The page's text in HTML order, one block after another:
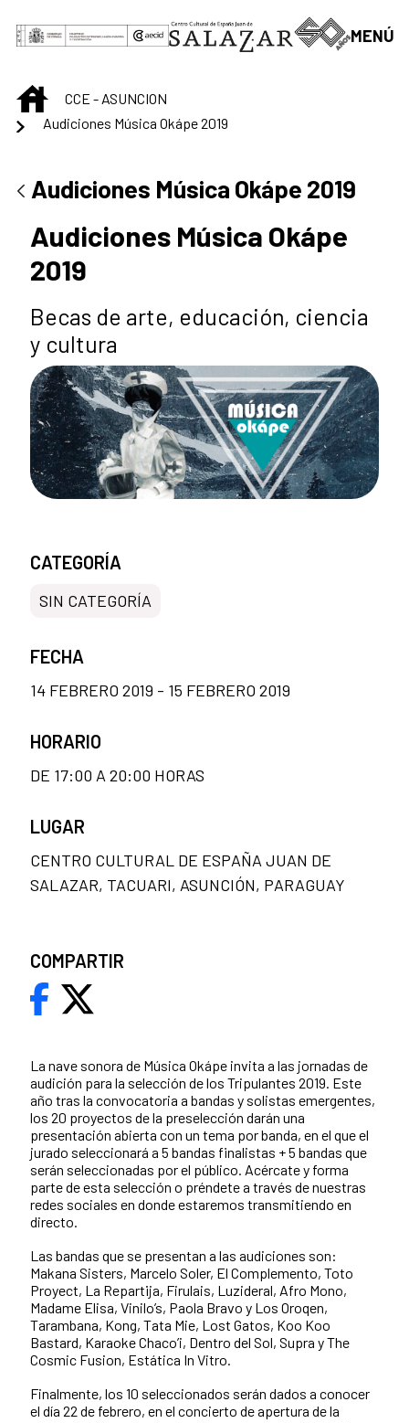
Saltar al contenido principal
MENÚ
INICIOCCE - ASUNCION
Audiciones Música Okápe 2019
Audiciones Música Okápe 2019
Audiciones Música Okápe
2019
Becas de arte, educación, ciencia
y cultura
La nave sonora de Música Okápe invita a las jornadas de
audición para la selección de los Tripulantes 2019. Este
año tras la convocatoria a bandas y solistas emergentes,
los 20 proyectos de la preselección darán una
presentación abierta con un tema por banda, en el que el
jurado seleccionará a 5 bandas finalistas + 5 bandas que
serán seleccionadas por el público. Acércate y forma
parte de esta selección o préndete a través de nuestras
redes sociales en donde estaremos transmitiendo en
directo.
Las bandas que se presentan a las audiciones son:
Makana Sisters, Marcelo Soler, El Complemento, Toto
Proyect, La Repartija, Firulais, Luzideral, Afro Mono,
Madame Elisa, Vinilo’s, Paola Bravo y Los Oroqen,
Tarambana, Kong, Tata Mie, Lost Gatos, Koo Koo
Bastard, Karaoke Chaco’i, Dentro del Sol, Supra y The
Cosmic Fusion, Estática In Vitro.
Finalmente, los 10 seleccionados serán dados a conocer
el día 22 de febrero, en el concierto de apertura de la
CATEGORÍA
SIN CATEGORÍA
FECHA
14 FEBRERO 2019 - 15 FEBRERO 2019
HORARIO
DE 17:00 A 20:00 HORAS
LUGAR
CENTRO CULTURAL DE ESPAÑA JUAN DE
SALAZAR, TACUARI, ASUNCIÓN, PARAGUAY
COMPARTIR